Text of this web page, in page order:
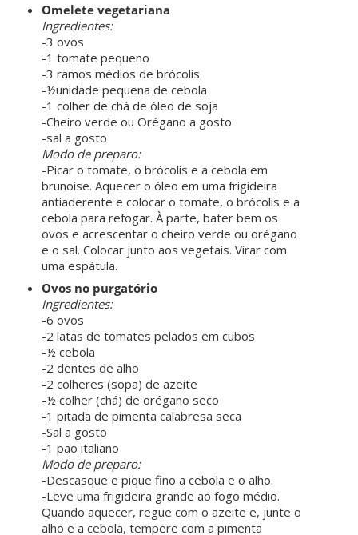
Omelete vegetariana
Ingredientes:
-3 ovos
-1 tomate pequeno
-3 ramos médios de brócolis
-½unidade pequena de cebola
-1 colher de chá de óleo de soja
-Cheiro verde ou Orégano a gosto
-sal a gosto
Modo de preparo:
-Picar o tomate, o brócolis e a cebola em
brunoise. Aquecer o óleo em uma frigideira
antiaderente e colocar o tomate, o brócolis e a
cebola para refogar. À parte, bater bem os
ovos e acrescentar o cheiro verde ou orégano
e o sal. Colocar junto aos vegetais. Virar com
uma espátula.
Ovos no purgatório
Ingredientes:
-6 ovos
-2 latas de tomates pelados em cubos
-½ cebola
-2 dentes de alho
-2 colheres (sopa) de azeite
-½ colher (chá) de orégano seco
-1 pitada de pimenta calabresa seca
-Sal a gosto
-1 pão italiano
Modo de preparo:
-Descasque e pique fino a cebola e o alho.
-Leve uma frigideira grande ao fogo médio.
Quando aquecer, regue com o azeite e, junte o
alho e a cebola, tempere com a pimenta